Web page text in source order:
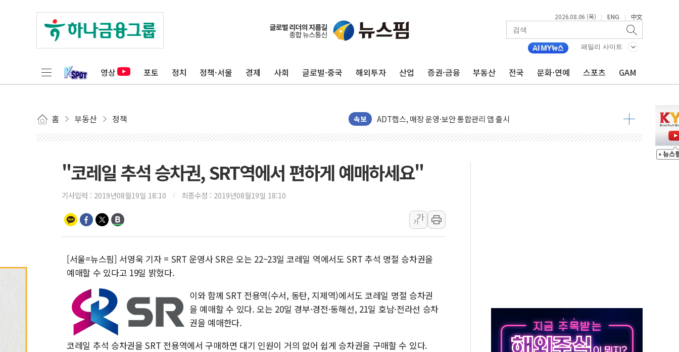
2026.08.06 (목) | ENG | 中文
패밀리 사이트
영상 포토 정치 정책·서울 경제 사회 글로벌·중국 해외투자 산업 증권·금융 부동산 전국 문화·연예 스포츠 GAM
홈 부동산 정책 속보
카카오뱅크 '모임통장'의 락인 효과, '모임주' 이자 기여도 일반 2배
더본코리아 홍콩반점, '부산 돼지국밥짬뽕' 2주간 전국 한시 판매
LGU+, 국내 IDaaS 최초 클라우드 보안인증 획득
환율 100원 빠지면 현대차 영업익 2.2조 증발...하반기 '환율 역풍' 우려
카카오, 'AI 수익화' 내년 상반기부터 본격화
경찰, '홍명보 감독 선임 의혹' 축구협회 압수수색
LX하우시스 "역대급 폭염에 고단열 인테리어 관심 급증"
일 안 하고 '초과근무 수당' 챙긴 경찰관 2명 송치
토마토시스템 조길주·이강찬 대표, 자사주 매수
[특징주] 고려아연, 상반기 최대 실적에 13%대 급등
美중간선거 '색깔론' 덧씌우는 트럼프...당내선 "안 먹힌다" 균열
보훈부, 내년 워싱턴서 첫 '국제보훈컨퍼런스'… 한미동맹 상징성 부각
가온전선, 싱가포르 도시철도 전력망 구축 계약
정점식, '부산 돌려차기' 부적절 발언 논란 사과…"재발 방지 모든 조치"
"코레일 추석 승차권, SRT역에서 편하게 예매하세요"
기사입력 : 2019년08월19일 18:10 최종수정 : 2019년08월19일 18:10
가
가
[서울=뉴스핌] 서영욱 기자 = SRT 운영사 SR은 오는 22~23일 코레일 역에서도 SRT 추석 명절 승차권을
예매할 수 있다고 19일 밝혔다.
이와 함께 SRT 전용역(수서, 동탄, 지제역)에서도 코레일 명절 승차권
을 예매할 수 있다. 오는 20일 경부·경전·동해선, 21일 호남·전라선 승차
권을 예매한다.
코레일 추석 승차권을 SRT 전용역에서 구매하면 대기 인원이 거의 없어 쉽게 승차권을 구매할 수 있다.